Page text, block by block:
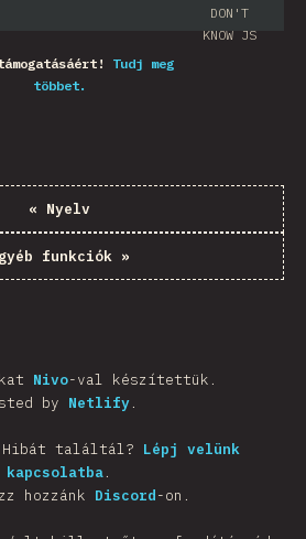
DON'T
KNOW JS
Tudj meg
többet.
« Nyelv
funkciók »
Nivo-val készítettük.
by Netlify.
Hibát találtál? Lépj velünk
kapcsolatba.
hozzánk Discord-on.